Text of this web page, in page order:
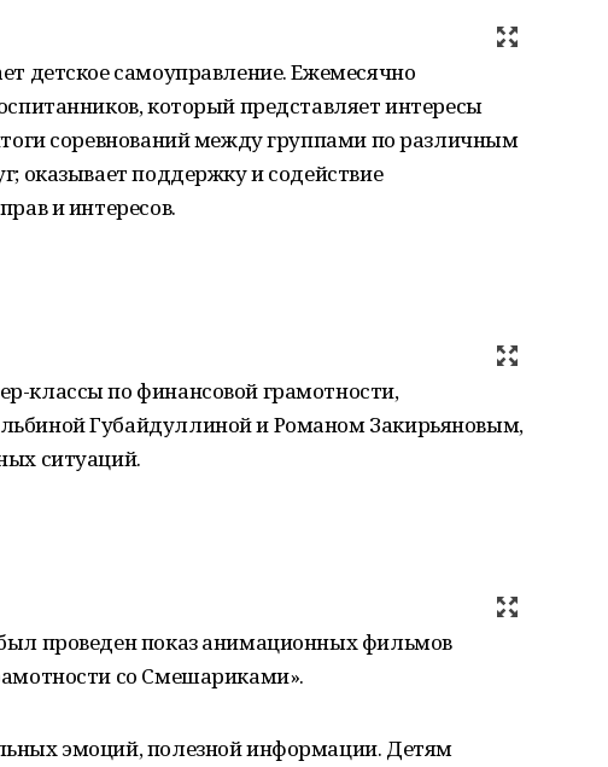
детское самоуправление. Ежемесячно
который представляет интересы
соревнований между группами по различным
оказывает поддержку и содействие
и интересов.
классы по финансовой грамотности,
Губайдуллиной и Романом Закирьяновым,
ситуаций.
проведен показ анимационных фильмов
со Смешариками».
эмоций, полезной информации. Детям